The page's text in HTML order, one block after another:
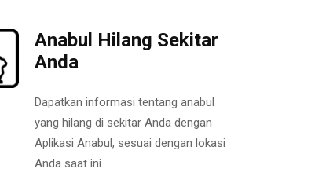
Anabul Hilang Sekitar
Anda
Dapatkan informasi tentang anabul
yang hilang di sekitar Anda dengan
Aplikasi Anabul, sesuai dengan lokasi
Anda saat ini.